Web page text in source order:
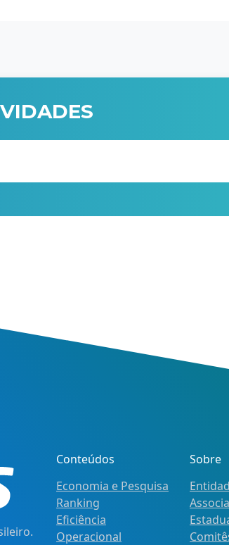
Conteúdos
Economia e Pesquisa
Ranking
Eficiência
Operacional
Sobre